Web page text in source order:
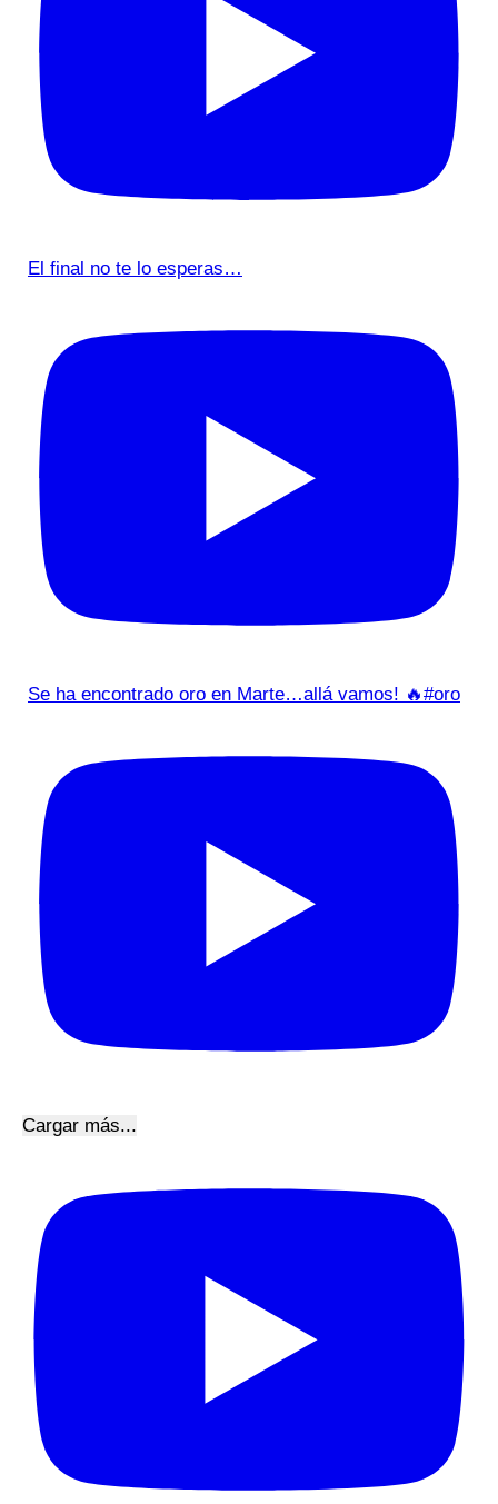
El final no te lo esperas…
Se ha encontrado oro en Marte…allá vamos! 🔥#oro
Cargar más...